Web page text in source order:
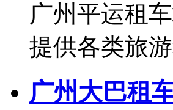
广州平运租
提供各类旅
广州大巴租